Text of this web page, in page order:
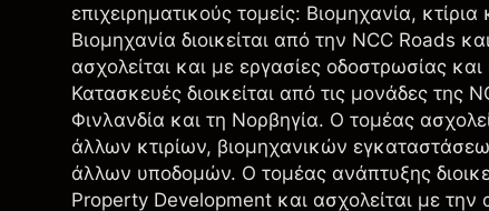
επιχειρηματικούς τομείς: Βιομηχανία,
Βιομηχανία διοικείται από την NCC Roads
ασχολείται και με εργασίες οδοστρωσίας
Κατασκευές διοικείται από τις μονάδες της
Φινλανδία και τη Νορβηγία. Ο τομέας
άλλων κτιρίων, βιομηχανικών
άλλων υποδομών. Ο τομέας ανάπτυξης
Property Development και ασχολείται με